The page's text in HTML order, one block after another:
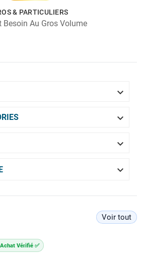
& PARTICULIERS
Besoin Au Gros Volume




Voir tout
Achat Vérifié ✅